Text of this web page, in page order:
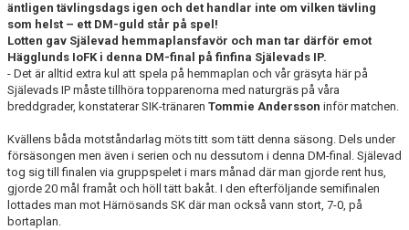
äntligen tävlingsdags igen och det handlar inte om vilken tävling
som helst – ett DM-guld står på spel!
Lotten gav Själevad hemmaplansfavör och man tar därför emot
Hägglunds IoFK i denna DM-final på finfina Själevads IP.
- Det är alltid extra kul att spela på hemmaplan och vår gräsyta här på
Själevads IP måste tillhöra topparenorna med naturgräs på våra
breddgrader, konstaterar SIK-tränaren Tommie Andersson inför matchen.
Kvällens båda motståndarlag möts titt som tätt denna säsong. Dels under
försäsongen men även i serien och nu dessutom i denna DM-final. Själevad
tog sig till finalen via gruppspelet i mars månad där man gjorde rent hus,
gjorde 20 mål framåt och höll tätt bakåt. I den efterföljande semifinalen
lottades man mot Härnösands SK där man också vann stort, 7-0, på
bortaplan.